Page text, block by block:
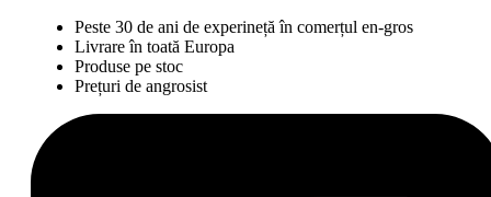
Peste 30 de ani de experineță în comerțul en-gros
Livrare în toată Europa
Produse pe stoc
Prețuri de angrosist